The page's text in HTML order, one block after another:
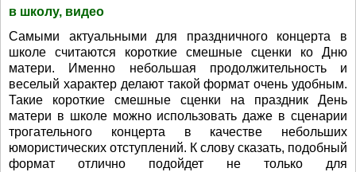
в школу, видео
Самыми актуальными для праздничного концерта в
школе считаются короткие смешные сценки ко Дню
матери. Именно небольшая продолжительность и
веселый характер делают такой формат очень удобным.
Такие короткие смешные сценки на праздник День
матери в школе можно использовать даже в сценарии
трогательного концерта в качестве небольших
юмористических отступлений. К слову сказать, подобный
формат отлично подойдет не только для